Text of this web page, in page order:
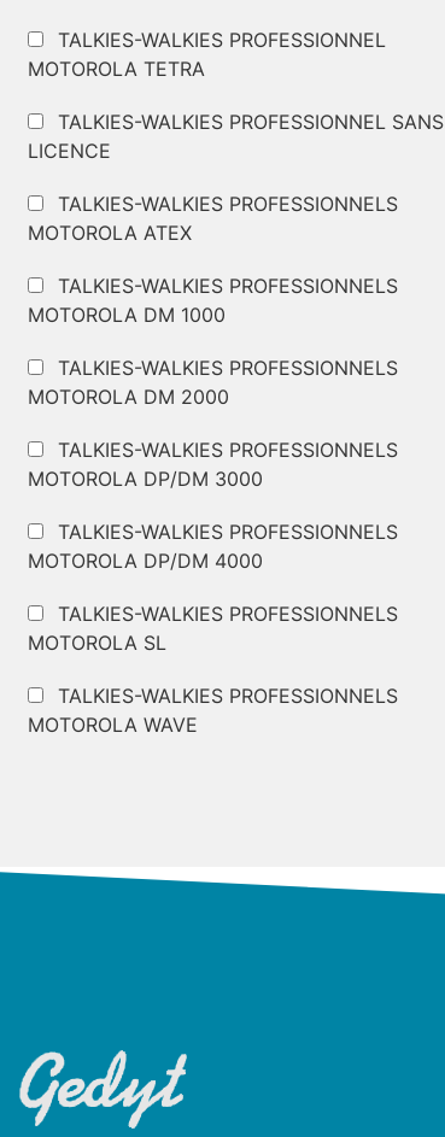
TALKIES-WALKIES PROFESSIONNEL
MOTOROLA TETRA
TALKIES-WALKIES PROFESSIONNEL SANS
LICENCE
TALKIES-WALKIES PROFESSIONNELS
MOTOROLA ATEX
TALKIES-WALKIES PROFESSIONNELS
MOTOROLA DM 1000
TALKIES-WALKIES PROFESSIONNELS
MOTOROLA DM 2000
TALKIES-WALKIES PROFESSIONNELS
MOTOROLA DP/DM 3000
TALKIES-WALKIES PROFESSIONNELS
MOTOROLA DP/DM 4000
TALKIES-WALKIES PROFESSIONNELS
MOTOROLA SL
TALKIES-WALKIES PROFESSIONNELS
MOTOROLA WAVE